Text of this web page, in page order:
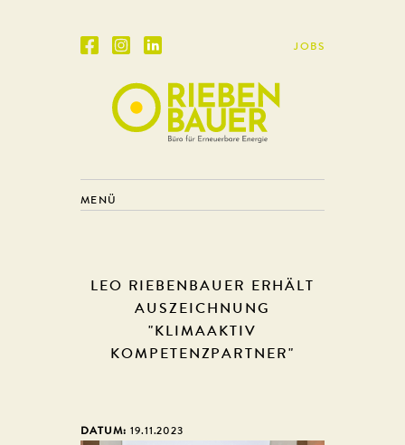
JOBS
MENÜ
LEO RIEBENBAUER ERHÄLT
AUSZEICHNUNG
"KLIMAAKTIV
KOMPETENZPARTNER"
DATUM: 19.11.2023